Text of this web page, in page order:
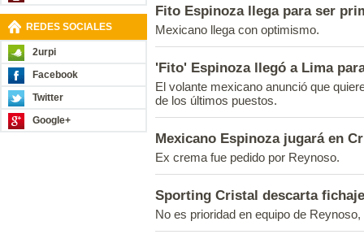
REDES SOCIALES
2urpi
Facebook
Twitter
Google+
Fito Espinoza llega para ser
Mexicano llega con optimismo.
'Fito' Espinoza llegó a Lima
El volante mexicano anunció que
de los últimos puestos.
Mexicano Espinoza jugará en
Ex crema fue pedido por Reynoso.
Sporting Cristal descarta
No es prioridad en equipo de